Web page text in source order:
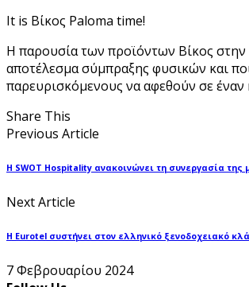
It is Βίκος Paloma time!
H παρουσία των προϊόντων Βίκος στην
αποτέλεσμα σύμπραξης φυσικών και
παρευρισκόμενους να αφεθούν σε έναν
Share This
Previous Article
H SWOT Hospitality ανακοινώνει τη συνεργασία
Next Article
Η Eurotel συστήνει στον ελληνικό ξενοδοχειακό
7 Φεβρουαρίου 2024